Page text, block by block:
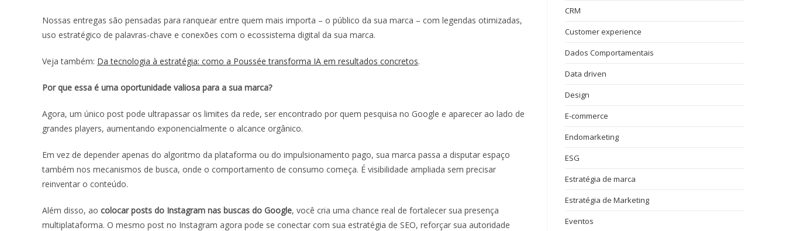
Nossas entregas são pensadas para ranquear entre quem mais importa – o público da sua marca – com legendas otimizadas,
uso estratégico de palavras-chave e conexões com o ecossistema digital da sua marca.
Veja também: Da tecnologia à estratégia: como a Poussée transforma IA em resultados concretos.
Por que essa é uma oportunidade valiosa para a sua marca?
Agora, um único post pode ultrapassar os limites da rede, ser encontrado por quem pesquisa no Google e aparecer ao lado de
grandes players, aumentando exponencialmente o alcance orgânico.
Em vez de depender apenas do algoritmo da plataforma ou do impulsionamento pago, sua marca passa a disputar espaço
também nos mecanismos de busca, onde o comportamento de consumo começa. É visibilidade ampliada sem precisar
reinventar o conteúdo.
Além disso, ao colocar posts do Instagram nas buscas do Google, você cria uma chance real de fortalecer sua presença
multiplataforma. O mesmo post no Instagram agora pode se conectar com sua estratégia de SEO, reforçar sua autoridade
CRM
Customer experience
Dados Comportamentais
Data driven
Design
E-commerce
Endomarketing
ESG
Estratégia de marca
Estratégia de Marketing
Eventos